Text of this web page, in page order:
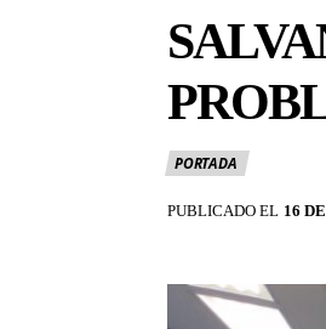
PORTADA
PUBLICADO EL 16